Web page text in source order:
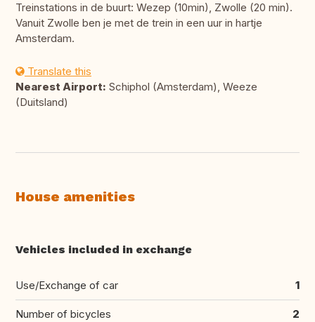
Treinstations in de buurt: Wezep (10min), Zwolle (20 min).
Vanuit Zwolle ben je met de trein in een uur in hartje
Amsterdam.
Translate this
Nearest Airport: Schiphol (Amsterdam), Weeze
(Duitsland)
House amenities
Vehicles included in exchange
Use/Exchange of car 1
Number of bicycles 2